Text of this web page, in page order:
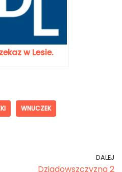
w Lesie.
WNUCZEK
DALEJ
Dziadowszczyzna 2